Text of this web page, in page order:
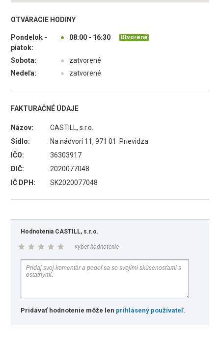
OTVÁRACIE HODINY
Pondelok -
piatok:
● 08:00 - 16:30 Otvorené
Sobota: ●
zatvorené
Nedeľa:
● zatvorené
FAKTURAČNÉ ÚDAJE
Názov:
CASTILL, s.r.o.
Sídlo:
Na nádvorí 11, 971 01 Prievidza
IČO:
36303917
DIČ:
2020077048
IČ DPH:
SK2020077048
Hodnotenia CASTILL, s.r.o.
vyber hodnotenie
Pridávať hodnotenie môže len prihlásený používateľ.